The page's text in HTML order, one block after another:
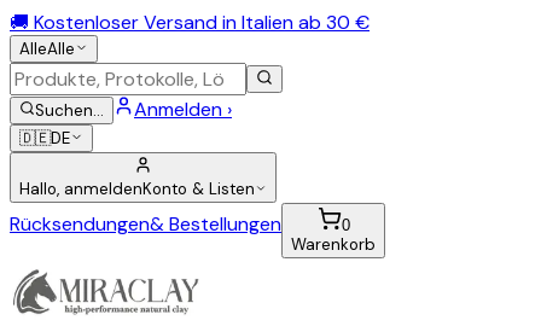
🚚 Kostenloser Versand in Italien ab 30 €
AlleAlle
Suchen… Anmelden ›
🇩🇪DE
Hallo, anmeldenKonto & Listen
Rücksendungen& Bestellungen 0
Warenkorb